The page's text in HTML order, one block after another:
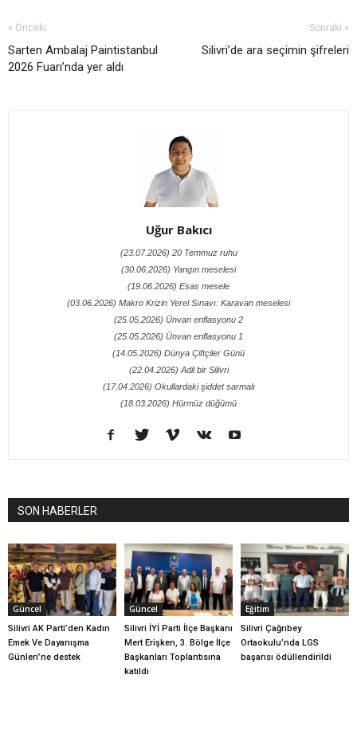
« Önceki
Sarten Ambalaj Paintistanbul
2026 Fuarı’nda yer aldı
Sonraki »
Silivri’de ara seçimin şifreleri
Uğur Bakıcı
(23.07.2026) 20 Temmuz ruhu
(30.06.2026) Yangın meselesi
(19.06.2026) Esas mesele
(03.06.2026) Makro Krizin Yerel Sınavı: Karavan meselesi
(25.05.2026) Ünvan enflasyonu 2
(25.05.2026) Ünvan enflasyonu 1
(14.05.2026) Dünya Çiftçiler Günü
(22.04.2026) Adil bir Silivri
(17.04.2026) Okullardaki şiddet sarmalı
(18.03.2026) Hürmüz düğümü
SON HABERLER
Güncel
Silivri AK Parti’den Kadın
Emek Ve Dayanışma
Günleri’ne destek
Güncel
Silivri İYİ Parti İlçe Başkanı
Mert Erişken, 3. Bölge İlçe
Başkanları Toplantısına
katıldı
Eğitim
Silivri Çağrıbey
Ortaokulu’nda LGS
başarısı ödüllendirildi